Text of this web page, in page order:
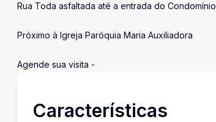
Rua Toda asfaltada até a entrada do Condomínio
Próximo à Igreja Paróquia Maria Auxiliadora
Agende sua visita -
Características